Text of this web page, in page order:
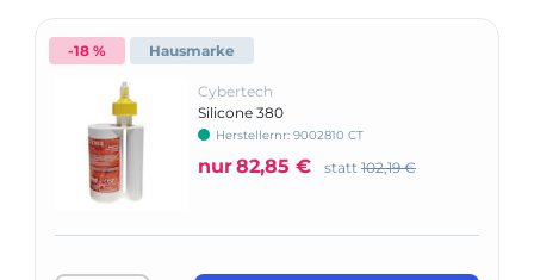
-18 % Hausmarke
Cybertech
Silicone 380
Herstellernr: 9002810 CT
nur82,85 € statt 102,19 €